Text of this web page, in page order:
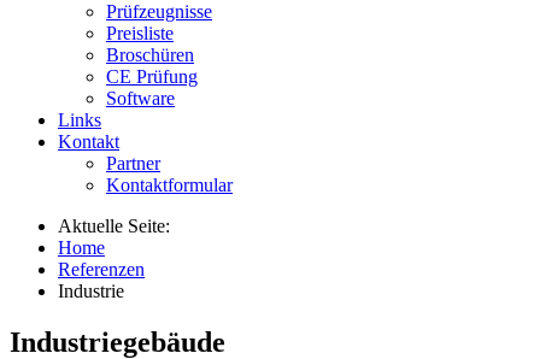
Prüfzeugnisse
Preisliste
Broschüren
CE Prüfung
Software
Links
Kontakt
Partner
Kontaktformular
Aktuelle Seite:
Home
Referenzen
Industrie
Industriegebäude